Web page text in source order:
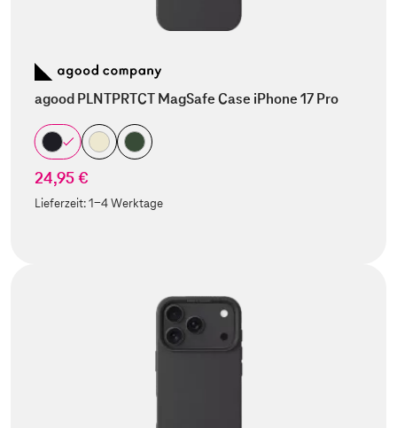
agood PLNTPRTCT MagSafe Case iPhone 17 Pro
24,95 €
Lieferzeit:1-4 Werktage